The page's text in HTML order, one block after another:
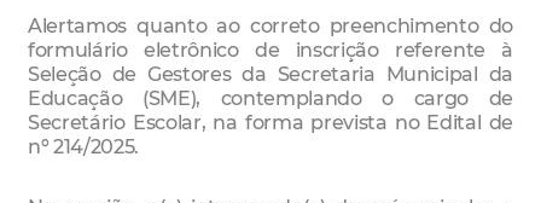
Alertamos quanto ao correto preenchimento do
formulário eletrônico de inscrição referente à
Seleção de Gestores da Secretaria Municipal da
Educação (SME), contemplando o cargo de
Secretário Escolar, na forma prevista no Edital de
nº 214/2025.